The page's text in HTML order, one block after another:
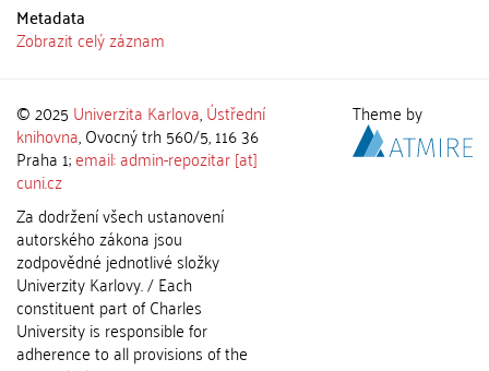
Metadata
Zobrazit celý záznam
© 2025 Univerzita Karlova,Ústřední
knihovna, Ovocný trh 560/5, 116 36
Praha 1;email: admin-repozitar [at]
cuni.cz
Za dodržení všech ustanovení
autorského zákona jsou
zodpovědné jednotlivé složky
Univerzity Karlovy. / Each
constituent part of Charles
University is responsible for
adherence to all provisions of the
Theme by